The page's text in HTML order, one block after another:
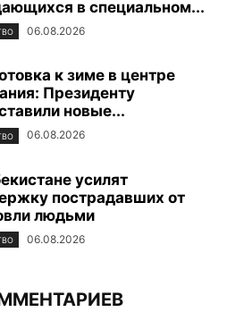
в специальном...
06.08.2026
к зиме в центре
Президенту
новые...
06.08.2026
усилят
пострадавших от
людьми
06.08.2026